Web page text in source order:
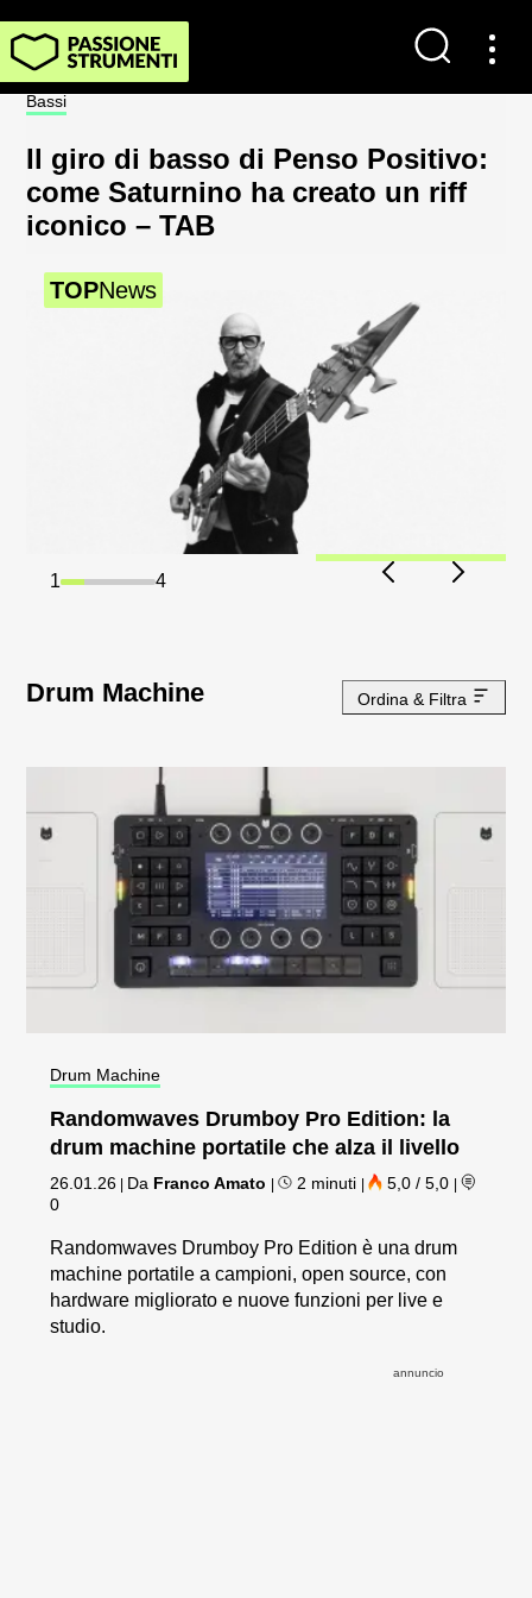
Bassi
Il giro di basso di Penso Positivo:
come Saturnino ha creato un riff
iconico – TAB
TOPNews
1 4
Drum Machine Ordina & Filtra
Drum Machine
Randomwaves Drumboy Pro Edition: la
drum machine portatile che alza il livello
26.01.26 | Da Franco Amato | 2 minuti | 5,0 / 5,0 |
0
Randomwaves Drumboy Pro Edition è una drum
machine portatile a campioni, open source, con
hardware migliorato e nuove funzioni per live e
studio.
annuncio